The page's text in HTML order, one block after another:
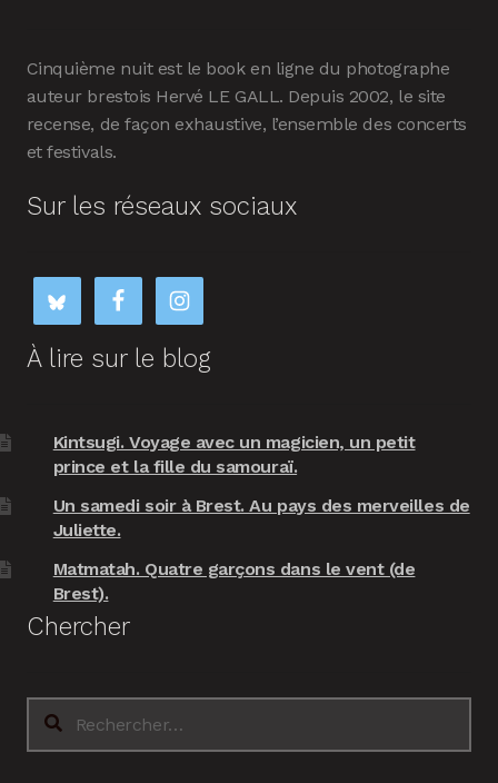
Cinquième nuit est le book en ligne du photographe
auteur brestois Hervé LE GALL. Depuis 2002, le site
recense, de façon exhaustive, l’ensemble des concerts
et festivals.
Sur les réseaux sociaux
À lire sur le blog
Kintsugi. Voyage avec un magicien, un petit
prince et la fille du samouraï.
Un samedi soir à Brest. Au pays des merveilles de
Juliette.
Matmatah. Quatre garçons dans le vent (de
Brest).
Chercher
Rechercher :